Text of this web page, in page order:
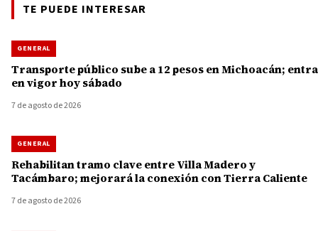
TE PUEDE INTERESAR
GENERAL
Transporte público sube a 12 pesos en Michoacán; entra
en vigor hoy sábado
7 de agosto de 2026
GENERAL
Rehabilitan tramo clave entre Villa Madero y
Tacámbaro; mejorará la conexión con Tierra Caliente
7 de agosto de 2026